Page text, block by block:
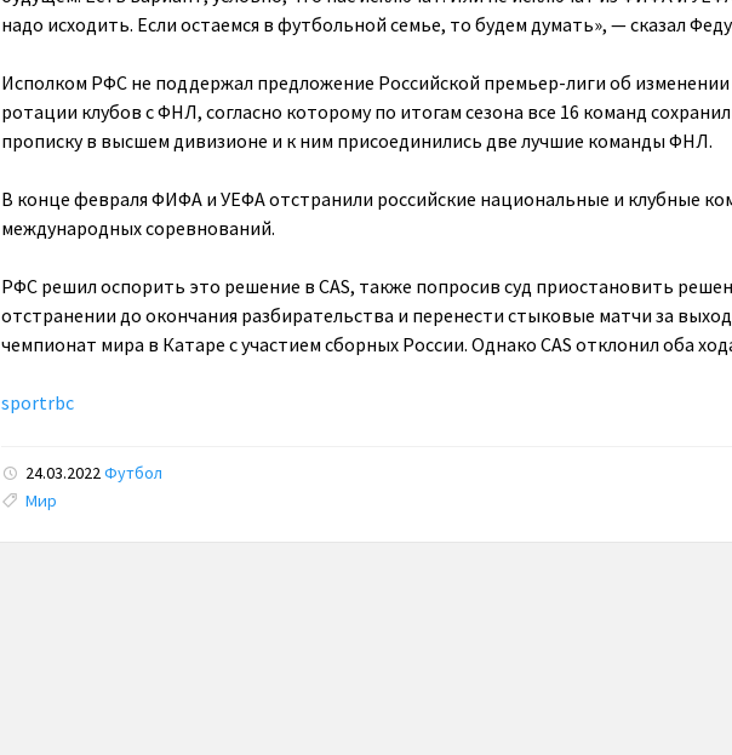
надо исходить. Если остаемся в футбольной семье, то будем думать», — сказал
Исполком РФС не поддержал предложение Российской премьер-лиги об
ротации клубов с ФНЛ, согласно которому по итогам сезона все 16 команд
прописку в высшем дивизионе и к ним присоединились две лучшие команды ФНЛ.
В конце февраля ФИФА и УЕФА отстранили российские национальные и клубные
международных соревнований.
РФС решил оспорить это решение в CAS, также попросив суд приостановить
отстранении до окончания разбирательства и перенести стыковые матчи за
чемпионат мира в Катаре с участием сборных России. Однако CAS отклонил оба
sportrbc
24.03.2022Футбол
Tags:
Мир